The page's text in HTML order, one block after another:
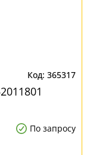
365317
По запросу